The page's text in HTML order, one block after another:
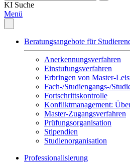
KI Suche
Menü
Beratungsangebote für
Anerkennungsverfahren
Einstufungsverfahren
Erbringen von Master-
Fach-/Studiengangs-/
Fortschrittskontrolle
Konfliktmanagement:
Master-Zugangsverfahren
Prüfungsorganisation
Stipendien
Studienorganisation
Professionalisierung